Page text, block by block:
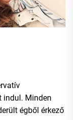
indul. Minden
égből érkező